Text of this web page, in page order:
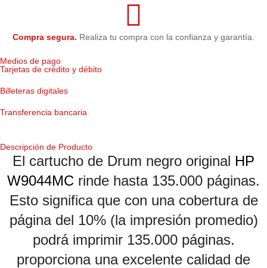
Compra segura. Realiza tu compra con la confianza y garantía.
Medios de pago
Tarjetas de crédito y débito
Billeteras digitales
Transferencia bancaria
Descripción de Producto
El cartucho de Drum negro original HP
W9044MC rinde hasta 135.000 páginas.
Esto significa que con una cobertura de
página del 10% (la impresión promedio)
podrá imprimir 135.000 páginas.
proporciona una excelente calidad de